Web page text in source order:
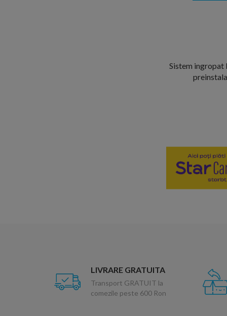
Sistem ingropat
LIVRARE GRATUITA
Transport GRATUIT la
comezile peste 600 Ron